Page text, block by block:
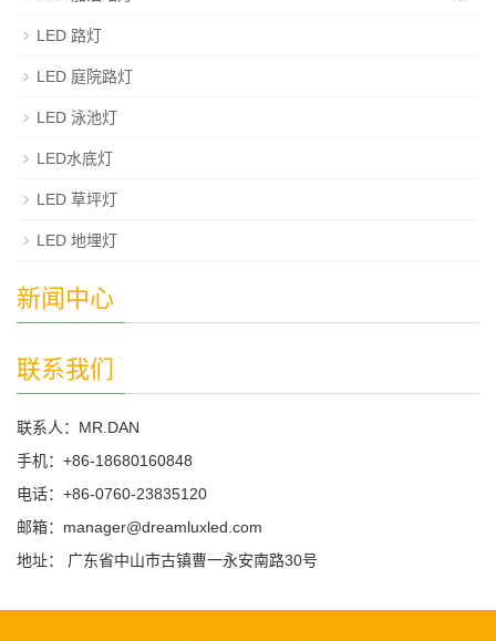
LED 路灯
LED 庭院路灯
LED 泳池灯
LED水底灯
LED 草坪灯
LED 地埋灯
新闻中心
联系我们
联系人：MR.DAN
手机：+86-18680160848
电话：+86-0760-23835120
邮箱：manager@dreamluxled.com
地址： 广东省中山市古镇曹一永安南路30号